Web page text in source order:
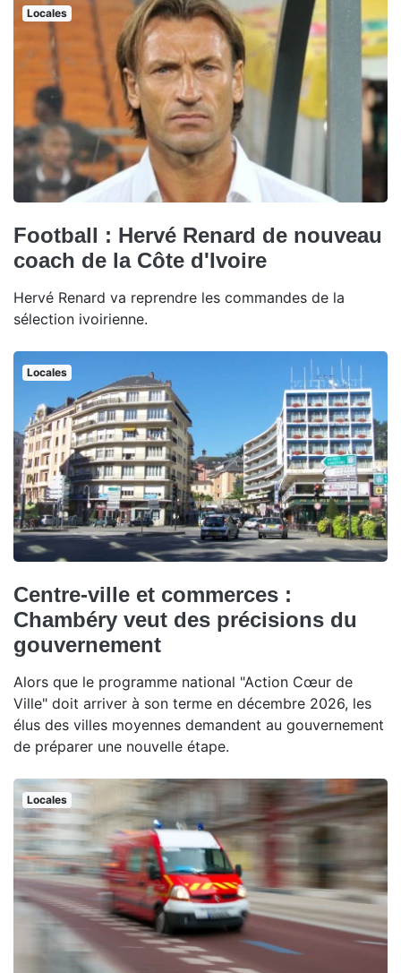
Locales
Football : Hervé Renard de nouveau
coach de la Côte d'Ivoire
Hervé Renard va reprendre les commandes de la
sélection ivoirienne.
Locales
Centre-ville et commerces :
Chambéry veut des précisions du
gouvernement
Alors que le programme national "Action Cœur de
Ville" doit arriver à son terme en décembre 2026, les
élus des villes moyennes demandent au gouvernement
de préparer une nouvelle étape.
Locales